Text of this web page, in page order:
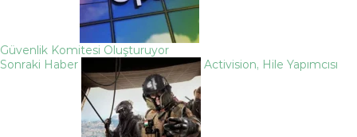
Güvenlik Komitesi Oluşturuyor
Sonraki Haber
Activision, Hile Yapımcısı